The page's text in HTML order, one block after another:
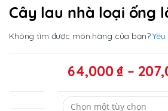
Cây lau nhà loại ống
Không tìm được món hàng của bạn?
64,000 ₫ –